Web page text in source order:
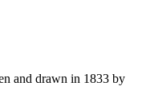
and drawn in 1833 by